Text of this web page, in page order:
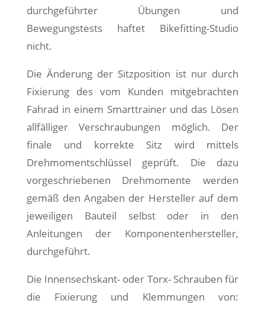
durchgeführter Übungen und
Bewegungstests haftet Bikefitting-Studio
nicht.
Die Änderung der Sitzposition ist nur durch
Fixierung des vom Kunden mitgebrachten
Fahrad in einem Smarttrainer und das Lösen
allfälliger Verschraubungen möglich. Der
finale und korrekte Sitz wird mittels
Drehmomentschlüssel geprüft. Die dazu
vorgeschriebenen Drehmomente werden
gemäß den Angaben der Hersteller auf dem
jeweiligen Bauteil selbst oder in den
Anleitungen der Komponentenhersteller,
durchgeführt.
Die Innensechskant- oder Torx- Schrauben für
die Fixierung und Klemmungen von: